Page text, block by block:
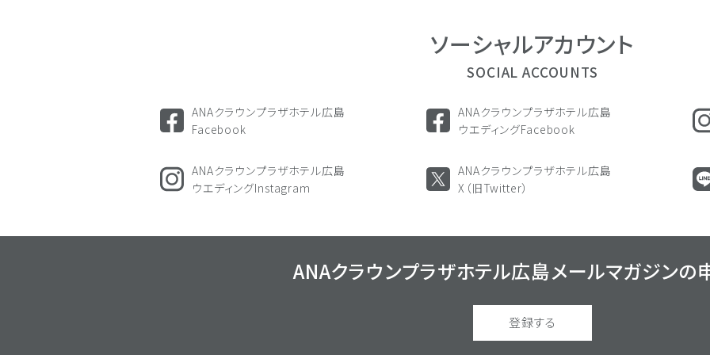
ソーシャルアカウント
SOCIAL ACCOUNTS
ANAクラウンプラザホテル広島
Facebook
ANAクラウンプラザホテル広島
ウエディングFacebook
ANAクラウンプラザホテル広島
ウエディングInstagram
ANAクラウンプラザホテル広島
X（旧Twitter）
ANAクラウンプラザホテル広島メールマガジンの
登録する